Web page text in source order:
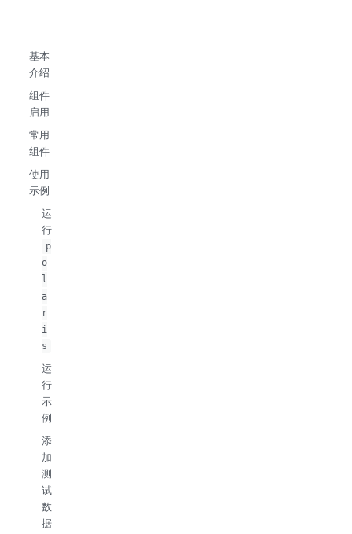
基本
介绍
组件
启用
常用
组件
使用
示例
运
行
p
o
l
a
r
i
s
运
行
示
例
添
加
测
试
数
据